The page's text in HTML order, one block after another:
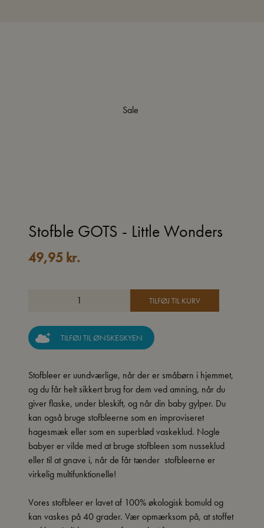
Sale
Stofble GOTS - Little Wonders
49,95 kr.
TILFØJ TIL KURV
TILFØJ TIL ØNSKESKYEN
Stofbleer er uundværlige, når der er småbørn i hjemmet,
og du får helt sikkert brug for dem ved amning, når du
giver flaske, under bleskift, og når din baby gylper. Du
kan også bruge stofbleerne som en improviseret
hagesmæk eller som en superblød vaskeklud. Nogle
babyer er vilde med at bruge stofbleen som nusseklud
eller til at gnave i, når de får tænder  stofbleerne er
virkelig multifunktionelle!
Vores stofbleer er lavet af 100% økologisk bomuld og
kan vaskes på 40 grader. Vær opmærksom på, at stoffet